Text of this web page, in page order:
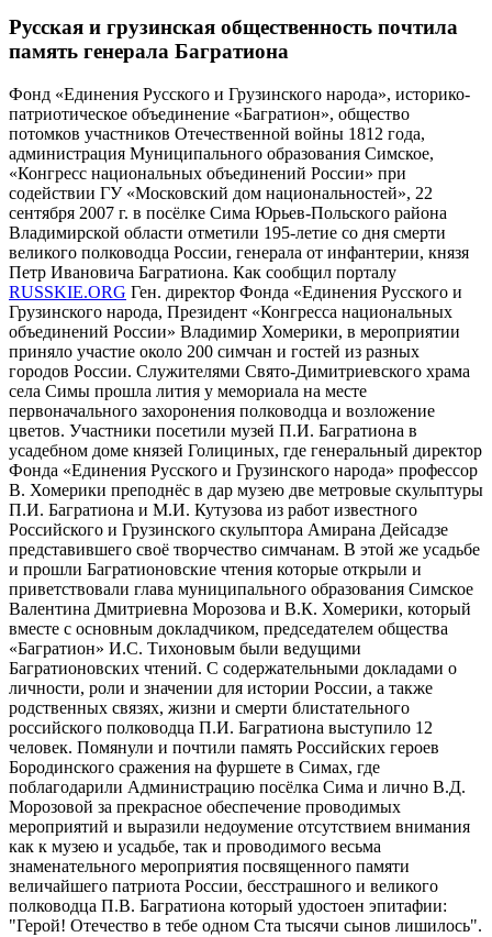
Русская и грузинская общественность почтила
память генерала Багратиона
Фонд «Единения Русского и Грузинского народа», историко-
патриотическое объединение «Багратион», общество
потомков участников Отечественной войны 1812 года,
администрация Муниципального образования Симское,
«Конгресс национальных объединений России» при
содействии ГУ «Московский дом национальностей», 22
сентября 2007 г. в посёлке Сима Юрьев-Польского района
Владимирской области отметили 195-летие со дня смерти
великого полководца России, генерала от инфантерии, князя
Петр Ивановича Багратиона. Как сообщил порталу
RUSSKIE.ORG Ген. директор Фонда «Единения Русского и
Грузинского народа, Президент «Конгресса национальных
объединений России» Владимир Хомерики, в мероприятии
приняло участие около 200 симчан и гостей из разных
городов России. Служителями Свято-Димитриевского храма
села Симы прошла лития у мемориала на месте
первоначального захоронения полководца и возложение
цветов. Участники посетили музей П.И. Багратиона в
усадебном доме князей Голициных, где генеральный директор
Фонда «Единения Русского и Грузинского народа» профессор
В. Хомерики преподнёс в дар музею две метровые скульптуры
П.И. Багратиона и М.И. Кутузова из работ известного
Российского и Грузинского скульптора Амирана Дейсадзе
представившего своё творчество симчанам. В этой же усадьбе
и прошли Багратионовские чтения которые открыли и
приветствовали глава муниципального образования Симское
Валентина Дмитриевна Морозова и В.К. Хомерики, который
вместе с основным докладчиком, председателем общества
«Багратион» И.С. Тихоновым были ведущими
Багратионовских чтений. С содержательными докладами о
личности, роли и значении для истории России, а также
родственных связях, жизни и смерти блистательного
российского полководца П.И. Багратиона выступило 12
человек. Помянули и почтили память Российских героев
Бородинского сражения на фуршете в Симах, где
поблагодарили Администрацию посёлка Сима и лично В.Д.
Морозовой за прекрасное обеспечение проводимых
мероприятий и выразили недоумение отсутствием внимания
как к музею и усадьбе, так и проводимого весьма
знаменательного мероприятия посвященного памяти
величайшего патриота России, бесстрашного и великого
полководца П.В. Багратиона который удостоен эпитафии:
"Герой! Отечество в тебе одном Ста тысячи сынов лишилось".